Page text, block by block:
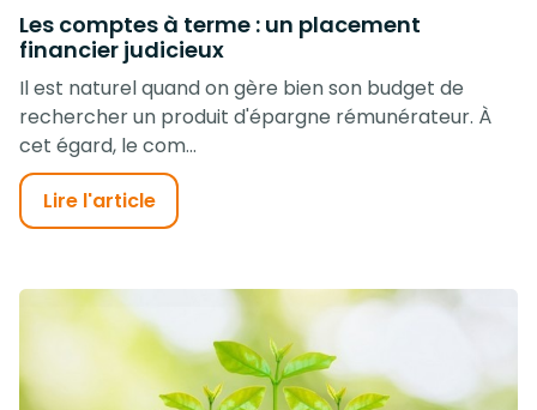
Les comptes à terme : un placement
financier judicieux
Il est naturel quand on gère bien son budget de
rechercher un produit d'épargne rémunérateur. À
cet égard, le com...
Lire l'article